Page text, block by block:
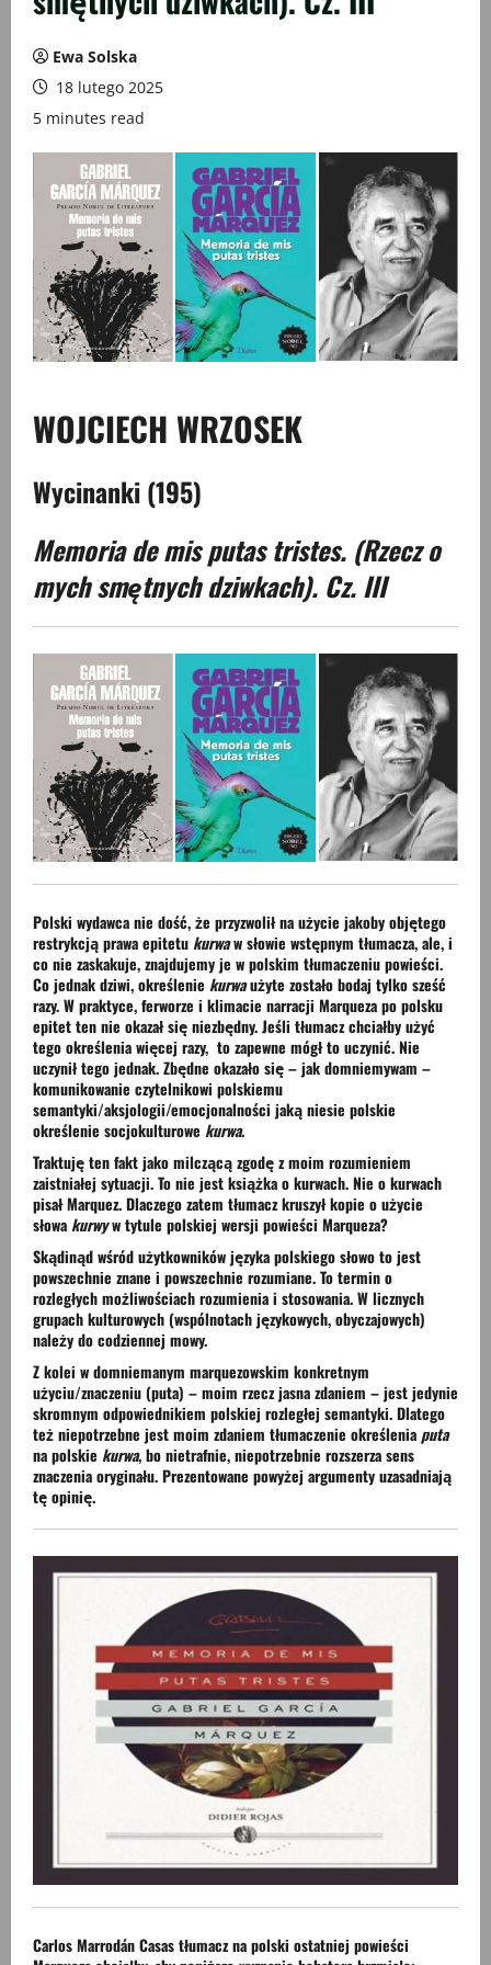
Ewa Solska
18 lutego 2025
5 minutes read
WOJCIECH WRZOSEK
Wycinanki (195)
Memoria de mis putas tristes. (Rzecz o
mych smętnych dziwkach). Cz. III
Polski wydawca nie dość, że przyzwolił na użycie jakoby objętego
restrykcją prawa epitetu kurwaw słowie wstępnym tłumacza, ale, i
co nie zaskakuje, znajdujemy je w polskim tłumaczeniu powieści.
Co jednak dziwi, określenie kurwaużyte zostało bodaj tylko sześć
razy. W praktyce, ferworze i klimacie narracji Marqueza po polsku
epitet ten nie okazał się niezbędny. Jeśli tłumacz chciałby użyć
tego określenia więcej razy, to zapewne mógł to uczynić. Nie
uczynił tego jednak. Zbędne okazało się – jak domniemywam –
komunikowanie czytelnikowi polskiemu
semantyki/aksjologii/emocjonalności jaką niesie polskie
określenie socjokulturowe kurwa.
Traktuję ten fakt jako milczącą zgodę z moim rozumieniem
zaistniałej sytuacji. To nie jest książka o kurwach. Nie o kurwach
pisał Marquez. Dlaczego zatem tłumacz kruszył kopie o użycie
słowa kurwyw tytule polskiej wersji powieści Marqueza?
Skądinąd wśród użytkowników języka polskiego słowo to jest
powszechnie znane i powszechnie rozumiane. To termin o
rozległych możliwościach rozumienia i stosowania. W licznych
grupach kulturowych (wspólnotach językowych, obyczajowych)
należy do codziennej mowy.
Z kolei w domniemanym marquezowskim konkretnym
użyciu/znaczeniu (puta) – moim rzecz jasna zdaniem – jest jedynie
skromnym odpowiednikiem polskiej rozległej semantyki. Dlatego
też niepotrzebne jest moim zdaniem tłumaczenie określenia puta
na polskie kurwa, bo nietrafnie, niepotrzebnie rozszerza sens
znaczenia oryginału. Prezentowane powyżej argumenty uzasadniają
tę opinię.
Carlos Marrodán Casas tłumacz na polski ostatniej powieści